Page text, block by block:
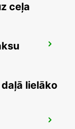
ceļa
lielāko